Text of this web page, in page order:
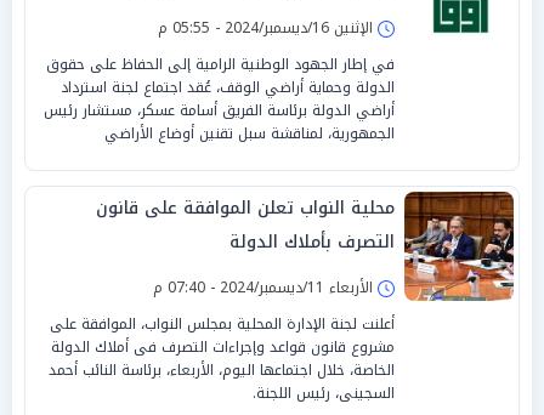
الإثنين 16/ديسمبر/2024 - 05:55 م
في إطار الجهود الوطنية الرامية إلى الحفاظ على حقوق
الدولة وحماية أراضي الوقف، عُقد اجتماع لجنة استرداد
أراضي الدولة برئاسة الفريق أسامة عسكر، مستشار رئيس
الجمهورية، لمناقشة سبل تقنين أوضاع الأراضي
محلية النواب تعلن الموافقة على قانون
التصرف بأملاك الدولة
الأربعاء 11/ديسمبر/2024 - 07:40 م
أعلنت لجنة الإدارة المحلية بمجلس النواب، الموافقة على
مشروع قانون قواعد وإجراءات التصرف فى أملاك الدولة
الخاصة، خلال اجتماعها اليوم، الأربعاء، برئاسة النائب أحمد
السجينى، رئيس اللجنة.